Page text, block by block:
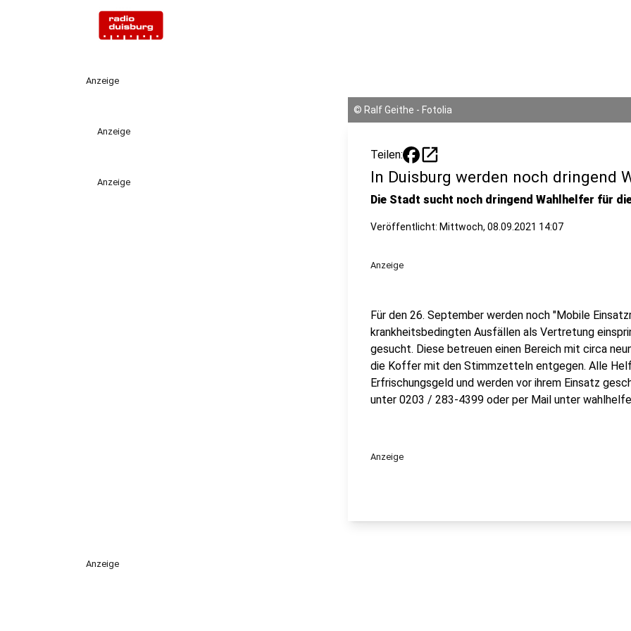
Anzeige
Anzeige
Anzeige
© Ralf Geithe - Fotolia
Teilen: open_in_new
In Duisburg werden noch dringend
Die Stadt sucht noch dringend Wahlhelfer für
Veröffentlicht: Mittwoch, 08.09.2021 14:07
Anzeige
Für den 26. September werden noch "Mobile
krankheitsbedingten Ausfällen als Vertretung
gesucht. Diese betreuen einen Bereich mit circa
die Koffer mit den Stimmzetteln entgegen. Alle
Erfrischungsgeld und werden vor ihrem Einsatz
unter 0203 / 283-4399 oder per Mail unter
Anzeige
Anzeige